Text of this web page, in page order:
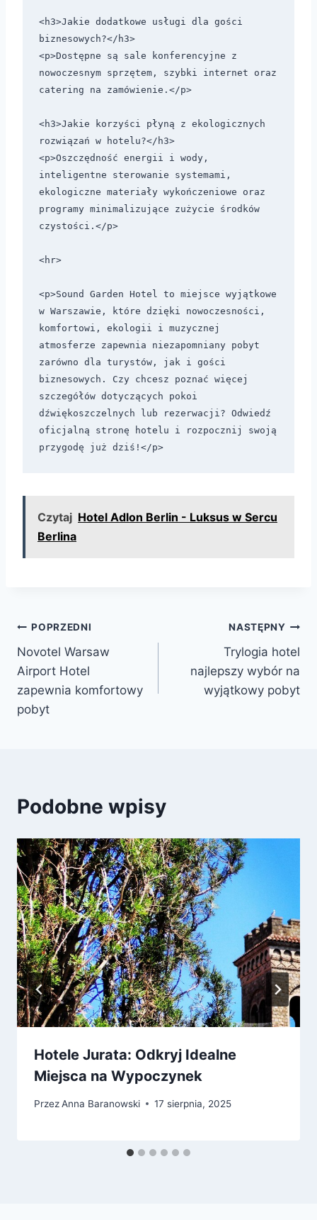
<h3>Jakie dodatkowe usługi dla gości
biznesowych?</h3>
<p>Dostępne są sale konferencyjne z
nowoczesnym sprzętem, szybki internet oraz
catering na zamówienie.</p>
<h3>Jakie korzyści płyną z ekologicznych
rozwiązań w hotelu?</h3>
<p>Oszczędność energii i wody,
inteligentne sterowanie systemami,
ekologiczne materiały wykończeniowe oraz
programy minimalizujące zużycie środków
czystości.</p>
<hr>
<p>Sound Garden Hotel to miejsce wyjątkowe
w Warszawie, które dzięki nowoczesności,
komfortowi, ekologii i muzycznej
atmosferze zapewnia niezapomniany pobyt
zarówno dla turystów, jak i gości
biznesowych. Czy chcesz poznać więcej
szczegółów dotyczących pokoi
dźwiękoszczelnych lub rezerwacji? Odwiedź
oficjalną stronę hotelu i rozpocznij swoją
przygodę już dziś!</p>
Czytaj Hotel Adlon Berlin - Luksus w Sercu
Berlina
Nawigacja
wpisu
POPRZEDNI
Novotel Warsaw
Airport Hotel
zapewnia komfortowy
pobyt
NASTĘPNY
Trylogia hotel
najlepszy wybór na
wyjątkowy pobyt
Podobne wpisy
Hotele Jurata: Odkryj Idealne
Miejsca na Wypoczynek
PrzezAnna Baranowski 17 sierpnia, 2025